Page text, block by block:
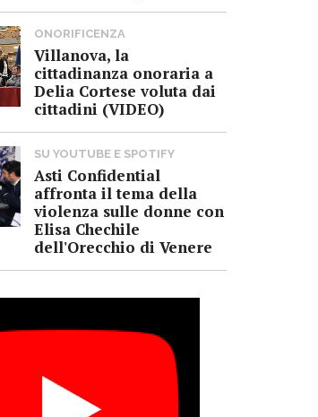
ONORIFICENZA
Villanova, la
cittadinanza onoraria a
Delia Cortese voluta dai
cittadini (VIDEO)
SU YOUTUBE E SPOTIFY
Asti Confidential
affronta il tema della
violenza sulle donne con
Elisa Chechile
dell'Orecchio di Venere